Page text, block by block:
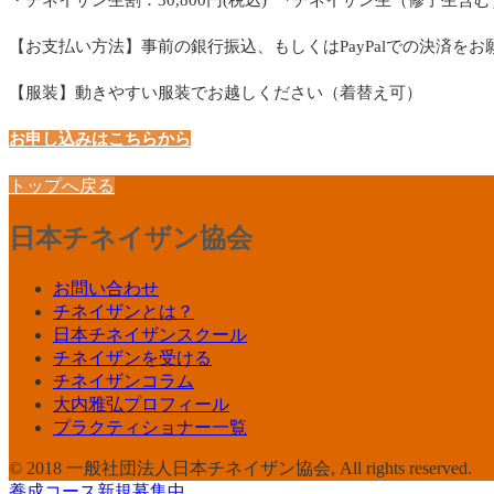
【お支払い方法】事前の銀行振込、もしくはPayPalでの決済をお
【服装】動きやすい服装でお越しください（着替え可）
お申し込みはこちらから
トップへ戻る
日本チネイザン協会
お問い合わせ
チネイザンとは？
日本チネイザンスクール
チネイザンを受ける
チネイザンコラム
大内雅弘プロフィール
プラクティショナー一覧
© 2018 一般社団法人日本チネイザン協会, All rights reserved.